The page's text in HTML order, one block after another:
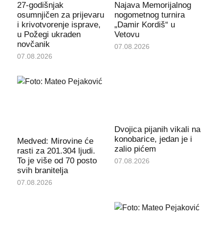
27-godišnjak
osumnjičen za prijevaru
i krivotvorenje isprave,
u Požegi ukraden
novčanik
07.08.2026
Najava Memorijalnog
nogometnog turnira
„Damir Kordiš“ u
Vetovu
07.08.2026
Medved: Mirovine će
rasti za 201.304 ljudi.
To je više od 70 posto
svih branitelja
07.08.2026
Dvojica pijanih vikali na
konobarice, jedan je i
zalio pićem
07.08.2026